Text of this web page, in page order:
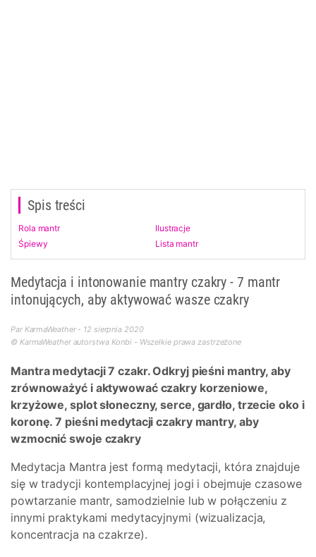
Spis treści
Rola mantr
Ilustracje
Śpiewy
Lista mantr
Medytacja i intonowanie mantry czakry - 7 mantr
intonujących, aby aktywować wasze czakry
Par KarmaWeather - 12 sierpnia 2020
© KarmaWeather autorstwa Konbi - Wszelkie prawa zastrzeżone
Mantra medytacji 7 czakr. Odkryj pieśni mantry, aby
zrównoważyć i aktywować czakry korzeniowe,
krzyżowe, splot słoneczny, serce, gardło, trzecie oko i
koronę. 7 pieśni medytacji czakry mantry, aby
wzmocnić swoje czakry
Medytacja Mantra jest formą medytacji, która znajduje
się w tradycji kontemplacyjnej jogi i obejmuje czasowe
powtarzanie mantr, samodzielnie lub w połączeniu z
innymi praktykami medytacyjnymi (wizualizacja,
koncentracja na czakrze).